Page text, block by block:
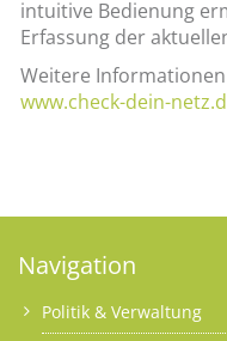
intuitive Bedienung
Erfassung der
Weitere
www.check-dein-
Navigation
Politik & Verwaltung